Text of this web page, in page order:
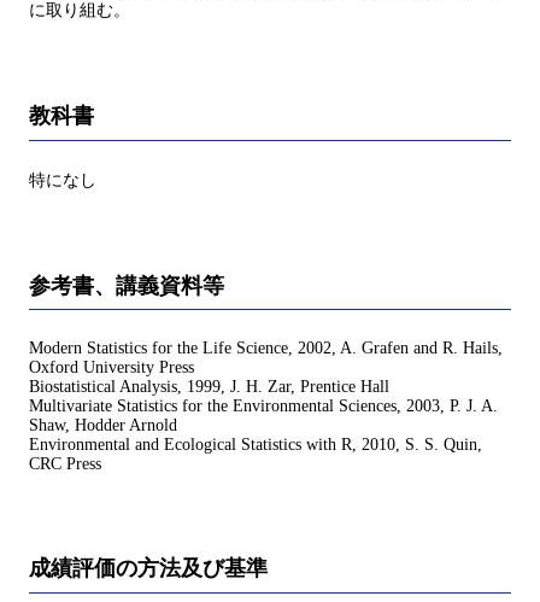
に取り組む。
教科書
特になし
参考書、講義資料等
Modern Statistics for the Life Science, 2002, A. Grafen and R. Hails,
Oxford University Press
Biostatistical Analysis, 1999, J. H. Zar, Prentice Hall
Multivariate Statistics for the Environmental Sciences, 2003, P. J. A.
Shaw, Hodder Arnold
Environmental and Ecological Statistics with R, 2010, S. S. Quin,
CRC Press
成績評価の方法及び基準